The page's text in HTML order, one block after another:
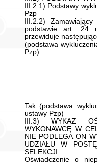
III.2.1) Podstawy
Pzp
III.2.2)
podstawie art. 24
przewiduje
(podstawa
Pzp)
Tak (podstawa
ustawy Pzp)
III.3) WYKAZ
WYKONAWCĘ W
NIE PODLEGA ON
UDZIAŁU W
SELEKCJI
Oświadczenie o